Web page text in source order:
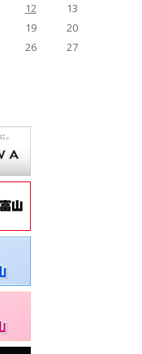
12
13
19
20
26
27